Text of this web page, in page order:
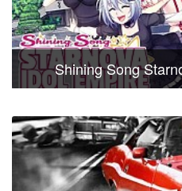
Shining Song